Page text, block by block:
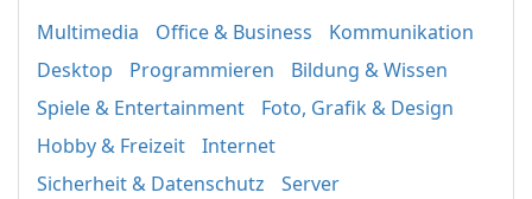
Multimedia Office & Business
Kommunikation
Desktop
Programmieren
Bildung & Wissen
Spiele & Entertainment
Foto, Grafik & Design
Hobby & Freizeit
Internet
Sicherheit & Datenschutz
Server